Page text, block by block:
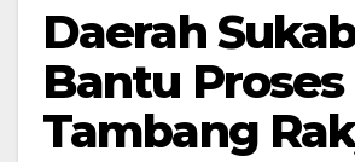
Daerah
Bantu Proses
Tambang